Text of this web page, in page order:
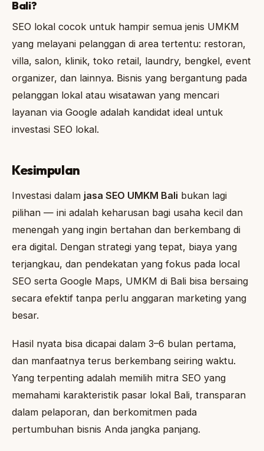
Bali?
SEO lokal cocok untuk hampir semua jenis UMKM
yang melayani pelanggan di area tertentu: restoran,
villa, salon, klinik, toko retail, laundry, bengkel, event
organizer, dan lainnya. Bisnis yang bergantung pada
pelanggan lokal atau wisatawan yang mencari
layanan via Google adalah kandidat ideal untuk
investasi SEO lokal.
Kesimpulan
Investasi dalam jasa SEO UMKM Bali bukan lagi
pilihan — ini adalah keharusan bagi usaha kecil dan
menengah yang ingin bertahan dan berkembang di
era digital. Dengan strategi yang tepat, biaya yang
terjangkau, dan pendekatan yang fokus pada local
SEO serta Google Maps, UMKM di Bali bisa bersaing
secara efektif tanpa perlu anggaran marketing yang
besar.
Hasil nyata bisa dicapai dalam 3–6 bulan pertama,
dan manfaatnya terus berkembang seiring waktu.
Yang terpenting adalah memilih mitra SEO yang
memahami karakteristik pasar lokal Bali, transparan
dalam pelaporan, dan berkomitmen pada
pertumbuhan bisnis Anda jangka panjang.